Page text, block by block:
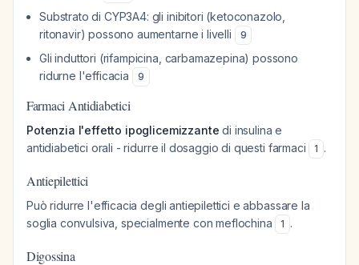
Substrato di CYP3A4: gli inibitori (ketoconazolo,
ritonavir) possono aumentarne i livelli
9
Gli induttori (rifampicina, carbamazepina) possono
ridurne l'efficacia
9
Farmaci Antidiabetici
Potenzia l'effetto ipoglicemizzante di insulina e
antidiabetici orali - ridurre il dosaggio di questi farmaci
1 .
Antiepilettici
Può ridurre l'efficacia degli antiepilettici e abbassare la
soglia convulsiva, specialmente con meflochina
1 .
Digossina